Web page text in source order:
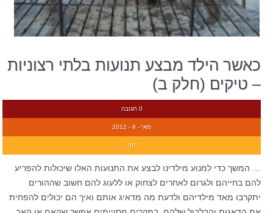
כאשר הילד מבצע תנועות בלתי רצוניות
– טיקים (חלק ב)
0 תגובה
מאי - 9 - 2012
חני
… המשך כדי למנוע מילדינו לבצע את התנועות האלו שיכולות להפריע
להם בחייהם ולגרום לאחרים לצחוק או ללעוג להם חשוב שההורים
יתקרבו מאד מילדיהם ולדעת מה מדאיג אותם ואיך הם יכולים להפחית